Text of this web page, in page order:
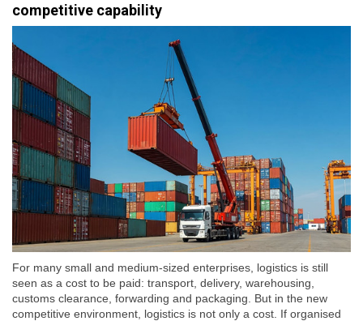
competitive capability
For many small and medium-sized enterprises, logistics is still
seen as a cost to be paid: transport, delivery, warehousing,
customs clearance, forwarding and packaging. But in the new
competitive environment, logistics is not only a cost. If organised